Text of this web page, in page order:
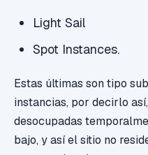
Light Sail
Spot Instances.
Estas últimas son tipo
instancias, por decirlo
desocupadas
bajo, y así el sitio no